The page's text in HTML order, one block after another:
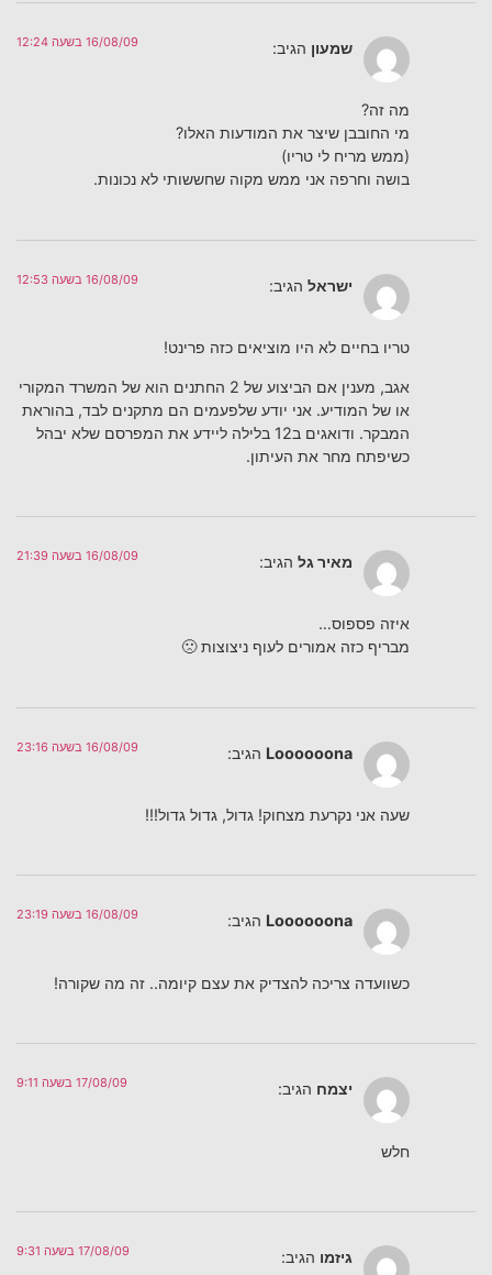
שמעון הגיב: 16/08/09 בשעה 12:24
מה זה?
מי החובבן שיצר את המודעות האלו?
(ממש מריח לי טריו)
בושה וחרפה אני ממש מקוה שחששותי לא נכונות.
ישראל הגיב: 16/08/09 בשעה 12:53
טריו בחיים לא היו מוציאים כזה פרינט!
אגב, מענין אם הביצוע של 2 החתנים הוא של המשרד המקורי
או של המודיע. אני יודע שלפעמים הם מתקנים לבד, בהוראת
המבקר. ודואגים ב12 בלילה ליידע את המפרסם שלא יבהל
כשיפתח מחר את העיתון.
מאיר גל הגיב: 16/08/09 בשעה 21:39
איזה פספוס…
מבריף כזה אמורים לעוף ניצוצות 🙁
Loooooona הגיב: 16/08/09 בשעה 23:16
שעה אני נקרעת מצחוק! גדול, גדול גדול!!!
Loooooona הגיב: 16/08/09 בשעה 23:19
כשוועדה צריכה להצדיק את עצם קיומה.. זה מה שקורה!
יצמח הגיב: 17/08/09 בשעה 9:11
חלש
גיזמו הגיב: 17/08/09 בשעה 9:31